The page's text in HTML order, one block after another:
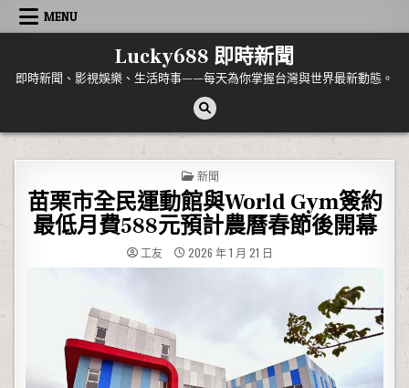
Skip to content
MENU
Lucky688 即時新聞
即時新聞、影視娛樂、生活時事——每天為你掌握台灣與世界最新動態。
POSTED IN
新聞
苗栗市全民運動館與World Gym簽約
最低月費588元預計農曆春節後開幕
工友 2026 年 1 月 21 日